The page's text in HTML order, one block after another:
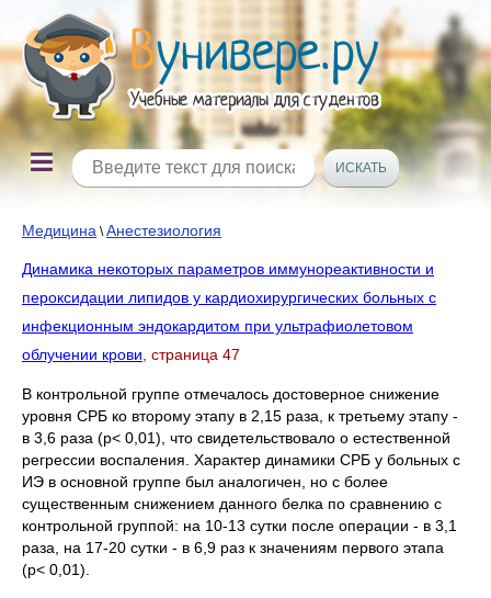
Медицина \Анестезиология
Динамика некоторых параметров иммунореактивности и
пероксидации липидов у кардиохирургических больных с
инфекционным эндокардитом при ультрафиолетовом
облучении крови , страница 47
В контрольной группе отмечалось достоверное снижение
уровня СРБ ко второму этапу в 2,15 раза, к третьему этапу -
в 3,6 раза (p< 0,01), что свидетельствовало о естественной
регрессии воспаления. Характер динамики СРБ у больных с
ИЭ в основной группе был аналогичен, но с более
существенным снижением данного белка по сравнению с
контрольной группой: на 10-13 сутки после операции - в 3,1
раза, на 17-20 сутки - в 6,9 раз к значениям первого этапа
(р< 0,01).